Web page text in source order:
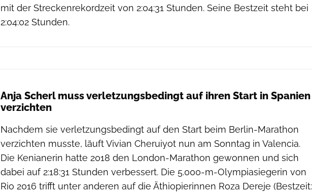
mit der Streckenrekordzeit von 2:04:31 Stunden. Seine Bestzeit steht bei
2:04:02 Stunden.
Anja Scherl muss verletzungsbedingt auf ihren Start in Spanien
verzichten
Nachdem sie verletzungsbedingt auf den Start beim Berlin-Marathon
verzichten musste, läuft Vivian Cheruiyot nun am Sonntag in Valencia.
Die Kenianerin hatte 2018 den London-Marathon gewonnen und sich
dabei auf 2:18:31 Stunden verbessert. Die 5.000-m-Olympiasiegerin von
Rio 2016 trifft unter anderen auf die Äthiopierinnen Roza Dereje (Bestzeit: